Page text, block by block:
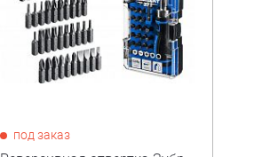
под заказ